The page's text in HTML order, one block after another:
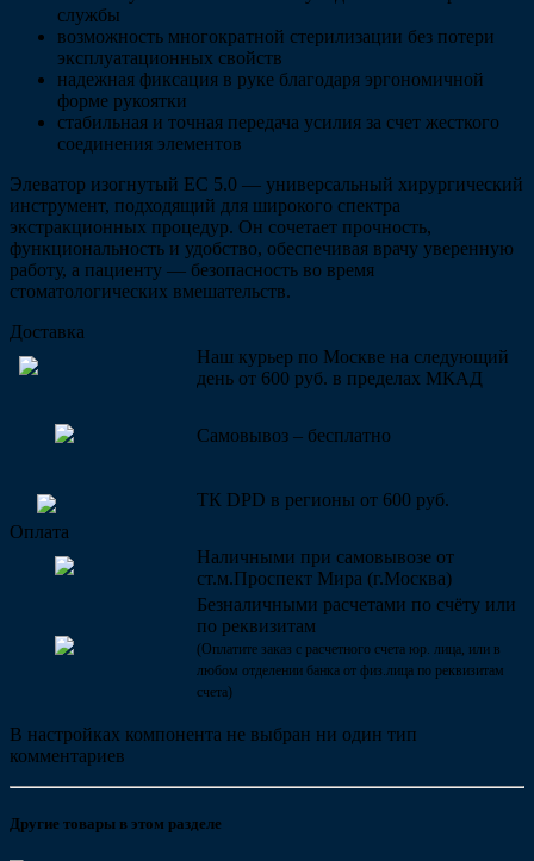
службы
возможность многократной стерилизации без потери
эксплуатационных свойств
надежная фиксация в руке благодаря эргономичной
форме рукоятки
стабильная и точная передача усилия за счет жесткого
соединения элементов
Элеватор изогнутый ЕС 5.0 — универсальный хирургический
инструмент, подходящий для широкого спектра
экстракционных процедур. Он сочетает прочность,
функциональность и удобство, обеспечивая врачу уверенную
работу, а пациенту — безопасность во время
стоматологических вмешательств.
Доставка
Наш курьер по Москве на следующий
день от 600 руб. в пределах МКАД
Самовывоз – бесплатно
ТК DPD в регионы от 600 руб.
Оплата
Наличными при самовывозе от
ст.м.Проспект Мира (г.Москва)
Безналичными расчетами по счёту или
по реквизитам
(Оплатите заказ с расчетного счета юр. лица, или в
любом отделении банка от физ.лица по реквизитам
счета)
В настройках компонента не выбран ни один тип
комментариев
Другие товары в этом разделе